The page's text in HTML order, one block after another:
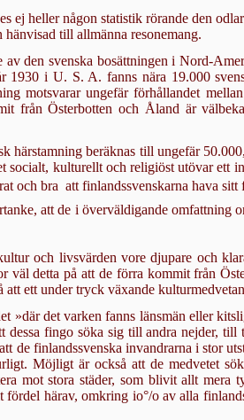
ej heller någon statistik rörande den
till allmänna resonemang.
den svenska bosättningen i Nord-
1930 i U. S. A. fanns nära 19.000
motsvarar ungefär för­hållandet
från Österbotten och Åland är
härstamning beräknas till ungefär
kulturellt och religiöst utövar ett
och bra  att finlandssvenskarna hava
att de i överväldigande omfattning
och livsvärden vore djupare och
väl detta på att de förra kommit från
ett under tryck växande
»där det varken fanns länsmän eller
dessa fingo söka sig till andra nejder,
de finlandssvenska invandrarna i stor
Möjligt är också att de medvetet
mot stora städer, som blivit allt mera
härav, omkring io°/o av alla